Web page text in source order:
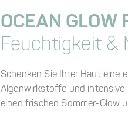
OCEAN GLOW
Feuchtigkeit &
Schenken Sie Ihrer Haut eine
Algenwirkstoffe und intensive
einen frischen Sommer-Glow